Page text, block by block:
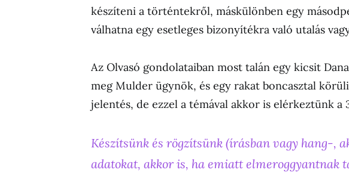
készíteni a történtekről, máskülönben egy
válhatna egy esetleges bizonyítékra való utalás
Az Olvasó gondolataiban most talán egy kicsit
meg Mulder ügynök, és egy rakat boncasztal
jelentés, de ezzel a témával akkor is elérkeztünk
Készítsünk és rögzítsünk (írásban vagy hang-,
adatokat, akkor is, ha emiatt elmeroggyantnak